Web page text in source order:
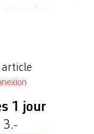
[…]
article
1 jour
3.-